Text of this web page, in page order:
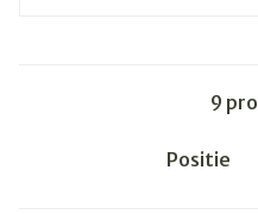
9
Sorteer op: